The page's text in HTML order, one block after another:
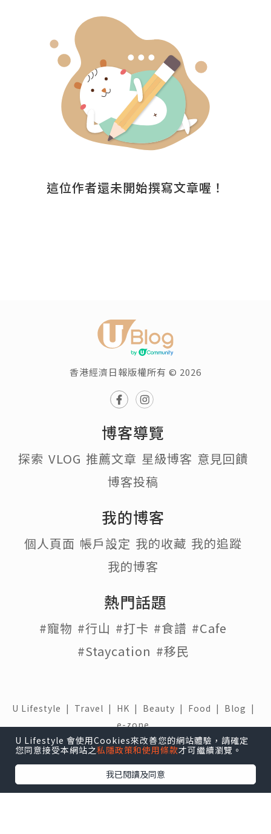
這位作者還未開始撰寫文章喔！
香港經濟日報版權所有 © 2026
博客導覽
探索 VLOG 推薦文章 星級博客 意見回饋
博客投稿
我的博客
個人頁面 帳戶設定 我的收藏 我的追蹤
我的博客
熱門話題
#寵物 #行山 #打卡 #食譜 #Cafe
#Staycation #移民
U Lifestyle | Travel | HK | Beauty | Food | Blog |
e-zone
關於我們 |免責聲明 |使用條款 |私隱政策 |招聘人才 |
聯絡我們
下載 U Lifestyle應用程式
U Lifestyle 會使用Cookies來改善您的網站體驗，請確定
您同意接受本網站之私隱政策和使用條款才可繼續瀏覽。
我已閱讀及同意